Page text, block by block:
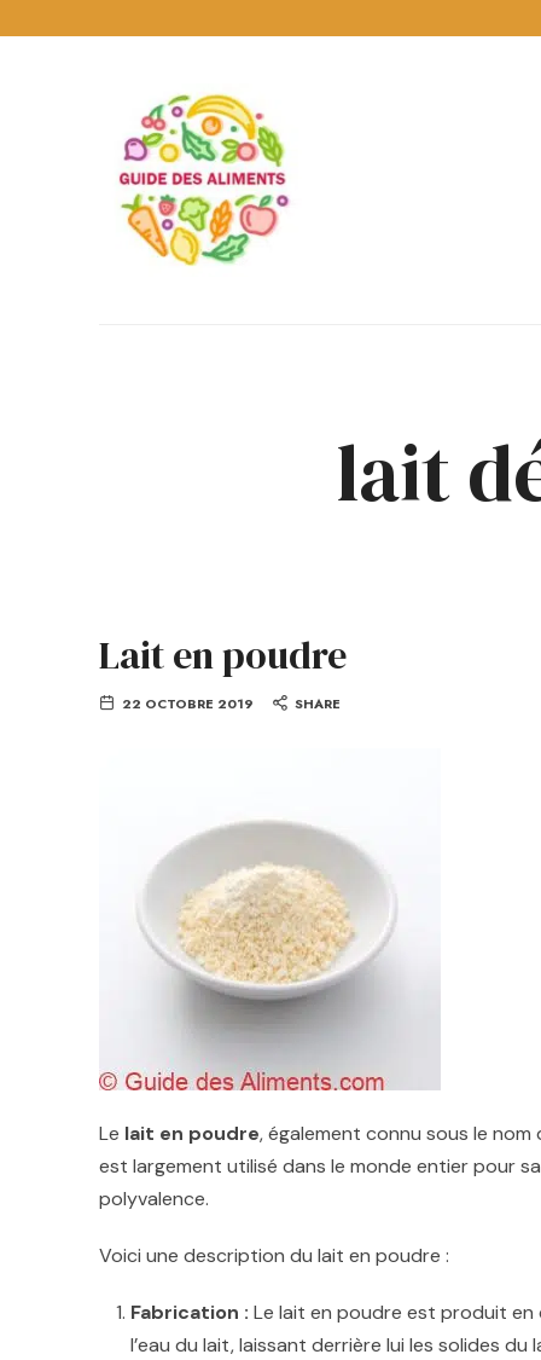
Guide
des
Aliments
lait
Lait en poudre
22 OCTOBRE 2019 SHARE
Le lait en poudre, également connu sous le nom
est largement utilisé dans le monde entier pour
polyvalence.
Voici une description du lait en poudre :
Fabrication : Le lait en poudre est produit en
l’eau du lait, laissant derrière lui les solides